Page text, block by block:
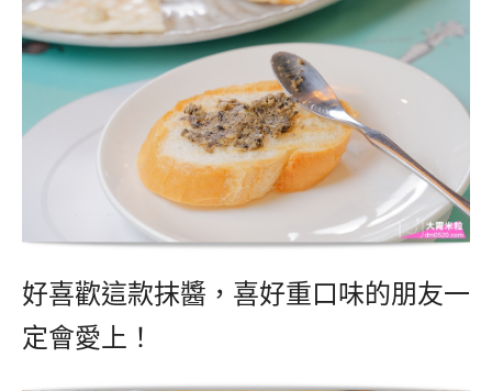
好喜歡這款抹醬，喜好重口味的朋友一
定會愛上！